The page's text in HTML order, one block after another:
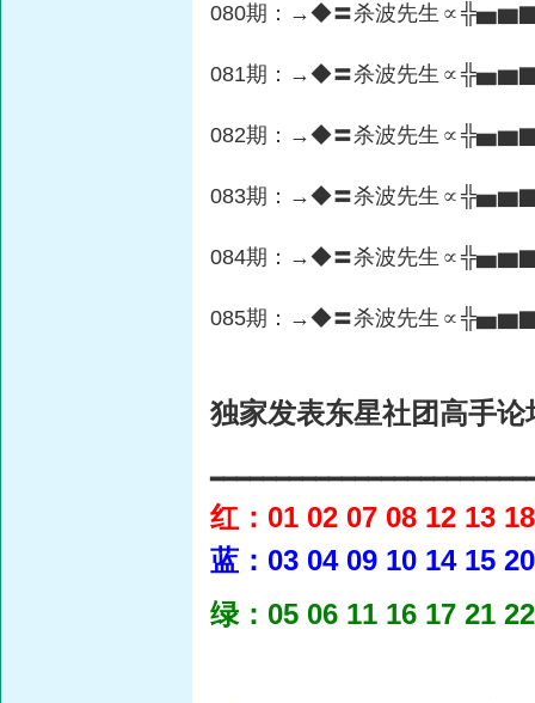
080期：→◆〓杀波先生
081期：→◆〓杀波先生
082期：→◆〓杀波先生
083期：→◆〓杀波先生
084期：→◆〓杀波先生
085期：→◆〓杀波先生
独家发表东星社团高手
红：01 02 07 08 12 13
蓝：03 04 09 10 14 15
绿：05 06 11 16 17 21